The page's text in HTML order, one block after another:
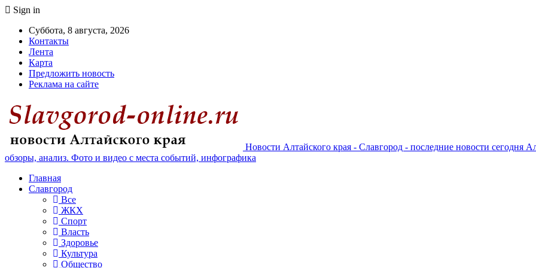
Sign in
Суббота, 8 августа, 2026
Контакты
Лента
Карта
Предложить новость
Реклама на сайте
Новости Алтайского края - Славгород - последние новости сегодня
обзоры, анализ. Фото и видео с места событий, инфографика
Главная
Славгород
Все
ЖКХ
Спорт
Власть
Здоровье
Культура
Общество